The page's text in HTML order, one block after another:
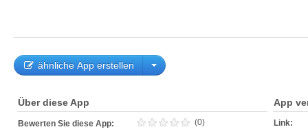
ähnliche App erstellen
Über diese App
Bewerten Sie diese App: (0)
App
Link: